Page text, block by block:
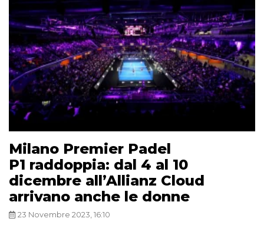
Milano Premier Padel
P1 raddoppia: dal 4 al 10
dicembre all’Allianz Cloud
arrivano anche le donne
23 Novembre 2023, 16:10